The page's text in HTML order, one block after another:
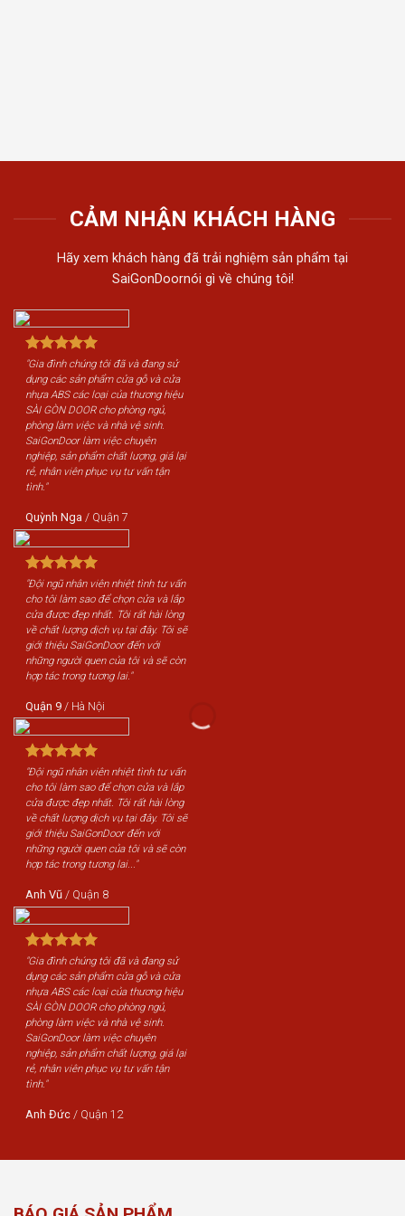
CẢM NHẬN KHÁCH HÀNG
Hãy xem khách hàng đã trải nghiệm sản phẩm tại
SaiGonDoornói gì về chúng tôi!
"Gia đình chúng tôi đã và đang sử
dụng các sản phẩm cửa gỗ và cửa
nhựa ABS các loại của thương hiệu
SÀI GÒN DOOR cho phòng ngủ,
phòng làm việc và nhà vệ sinh.
SaiGonDoor làm việc chuyên
nghiệp, sản phẩm chất lượng, giá lại
rẻ, nhân viên phục vụ tư vấn tận
tình."
Quỳnh Nga / Quận 7
"Đội ngũ nhân viên nhiệt tình tư vấn
cho tôi làm sao để chọn cửa và lắp
cửa được đẹp nhất. Tôi rất hài lòng
về chất lượng dịch vụ tại đây. Tôi sẽ
giới thiệu SaiGonDoor đến với
những người quen của tôi và sẽ còn
hợp tác trong tương lai."
Quận 9 / Hà Nội
"Đội ngũ nhân viên nhiệt tình tư vấn
cho tôi làm sao để chọn cửa và lắp
cửa được đẹp nhất. Tôi rất hài lòng
về chất lượng dịch vụ tại đây. Tôi sẽ
giới thiệu SaiGonDoor đến với
những người quen của tôi và sẽ còn
hợp tác trong tương lai..."
Anh Vũ / Quận 8
"Gia đình chúng tôi đã và đang sử
dụng các sản phẩm cửa gỗ và cửa
nhựa ABS các loại của thương hiệu
SÀI GÒN DOOR cho phòng ngủ,
phòng làm việc và nhà vệ sinh.
SaiGonDoor làm việc chuyên
nghiệp, sản phẩm chất lượng, giá lại
rẻ, nhân viên phục vụ tư vấn tận
tình."
Anh Đức / Quận 12